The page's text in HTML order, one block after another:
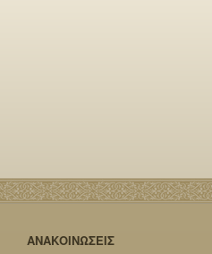
ΑΝΑΚΟΙΝΩΣΕΙΣ